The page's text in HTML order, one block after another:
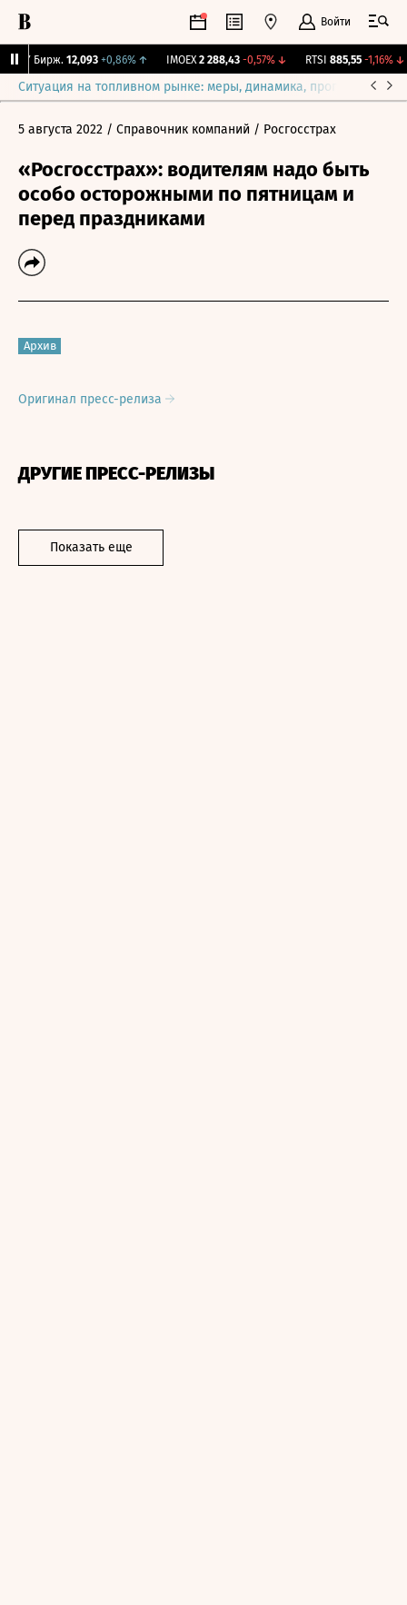
Войти
CNY Бирж. 12,093 +0,86%↑ IMOEX 2 288,43 -0,57%↓ RTSI 885,55 -1,16%↓
Ситуация на топливном рынке: меры, динамика, прогнозы
5 августа 2022 / Справочник компаний / Росгосстрах
«Росгосстрах»: водителям надо быть
особо осторожными по пятницам и
перед праздниками
Архив
Оригинал пресс-релиза
ДРУГИЕ ПРЕСС-РЕЛИЗЫ
Показать еще